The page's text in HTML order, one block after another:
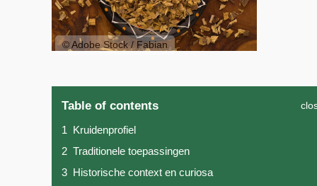
© Adobe Stock / Fabian
Table of contents
1 Kruidenprofiel
2 Traditionele toepassingen
3 Historische context en curiosa